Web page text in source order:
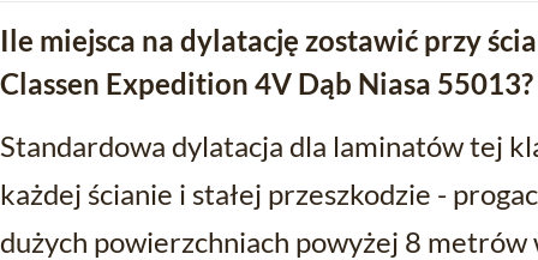
Ile miejsca na dylatację zostawić przy
Classen Expedition 4V Dąb Niasa 55013?
Standardowa dylatacja dla laminatów tej
każdej ścianie i stałej przeszkodzie -
dużych powierzchniach powyżej 8